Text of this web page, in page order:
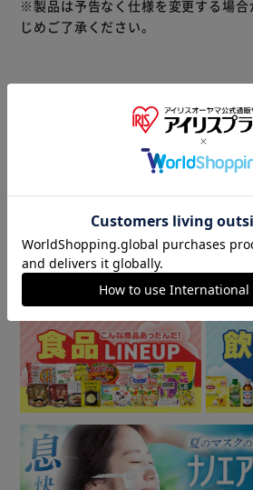
※製品は予告なく仕様を変更する場合
じめご了承ください。
※当商品はお取り寄せ品の為、在庫の
までお時間を頂く場合がございます。
また、商品がメーカーにて完売となっ
ル又は注文内容の変更をお願いいたし
商品情報
▼ 食品・飲料おす